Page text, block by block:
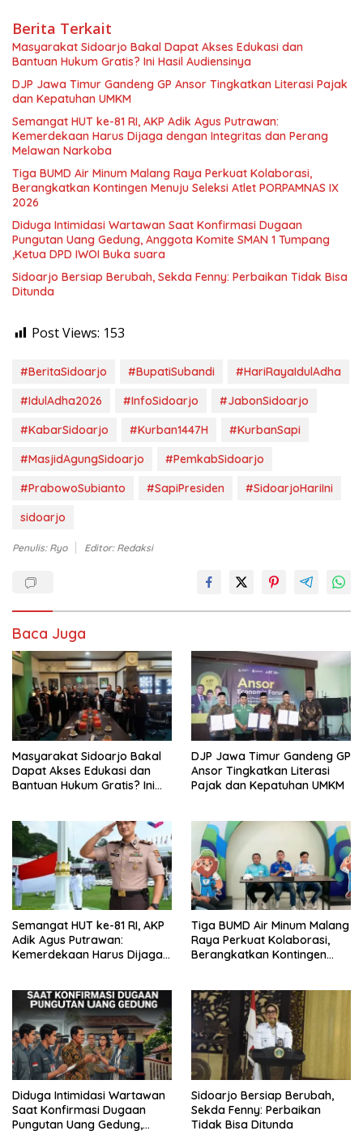
Berita Terkait
Masyarakat Sidoarjo Bakal Dapat Akses Edukasi dan
Bantuan Hukum Gratis? Ini Hasil Audiensinya
DJP Jawa Timur Gandeng GP Ansor Tingkatkan Literasi Pajak
dan Kepatuhan UMKM
Semangat HUT ke-81 RI, AKP Adik Agus Putrawan:
Kemerdekaan Harus Dijaga dengan Integritas dan Perang
Melawan Narkoba
Tiga BUMD Air Minum Malang Raya Perkuat Kolaborasi,
Berangkatkan Kontingen Menuju Seleksi Atlet PORPAMNAS IX
2026
Diduga Intimidasi Wartawan Saat Konfirmasi Dugaan
Pungutan Uang Gedung, Anggota Komite SMAN 1 Tumpang
,Ketua DPD IWOI Buka suara
Sidoarjo Bersiap Berubah, Sekda Fenny: Perbaikan Tidak Bisa
Ditunda
Post Views: 153
#BeritaSidoarjo #BupatiSubandi
#HariRayaIdulAdha
#IdulAdha2026
#InfoSidoarjo
#JabonSidoarjo
#KabarSidoarjo
#Kurban1447H
#KurbanSapi
#MasjidAgungSidoarjo
#PemkabSidoarjo
#PrabowoSubianto
#SapiPresiden
#SidoarjoHariIni
sidoarjo
Penulis: Ryo Editor: Redaksi
Baca Juga
Masyarakat Sidoarjo Bakal
Dapat Akses Edukasi dan
Bantuan Hukum Gratis? Ini
DJP Jawa Timur Gandeng GP
Ansor Tingkatkan Literasi
Pajak dan Kepatuhan UMKM
Semangat HUT ke-81 RI, AKP
Adik Agus Putrawan:
Kemerdekaan Harus Dijaga
Tiga BUMD Air Minum Malang
Raya Perkuat Kolaborasi,
Berangkatkan Kontingen
Diduga Intimidasi Wartawan
Saat Konfirmasi Dugaan
Pungutan Uang Gedung,
Sidoarjo Bersiap Berubah,
Sekda Fenny: Perbaikan
Tidak Bisa Ditunda